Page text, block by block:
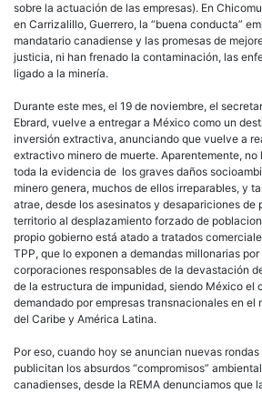
sobre la actuación de las empresas). En
en Carrizalillo, Guerrero, la “buena conducta”
mandatario canadiense y las promesas de
justicia, ni han frenado la contaminación, las
ligado a la minería.
Durante este mes, el 19 de noviembre, el
Ebrard, vuelve a entregar a México como un
inversión extractiva, anunciando que vuelve a
extractivo minero de muerte. Aparentemente,
toda la evidencia de los graves daños
minero genera, muchos de ellos irreparables, y
atrae, desde los asesinatos y desapariciones de
territorio al desplazamiento forzado de
propio gobierno está atado a tratados
TPP, que lo exponen a demandas millonarias
corporaciones responsables de la devastación
de la estructura de impunidad, siendo México el
demandado por empresas transnacionales en el
del Caribe y América Latina.
Por eso, cuando hoy se anuncian nuevas
publicitan los absurdos “compromisos”
canadienses, desde la REMA denunciamos que